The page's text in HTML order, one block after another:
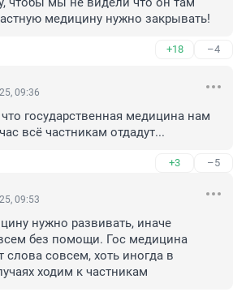
медицину нужно закрывать!
+18 –4
09:36
государственная медицина нам
всё частникам отдадут...
+3 –5
09:53
нужно развивать, иначе
без помощи. Гос медицина
слова совсем, хоть иногда в
ходим к частникам